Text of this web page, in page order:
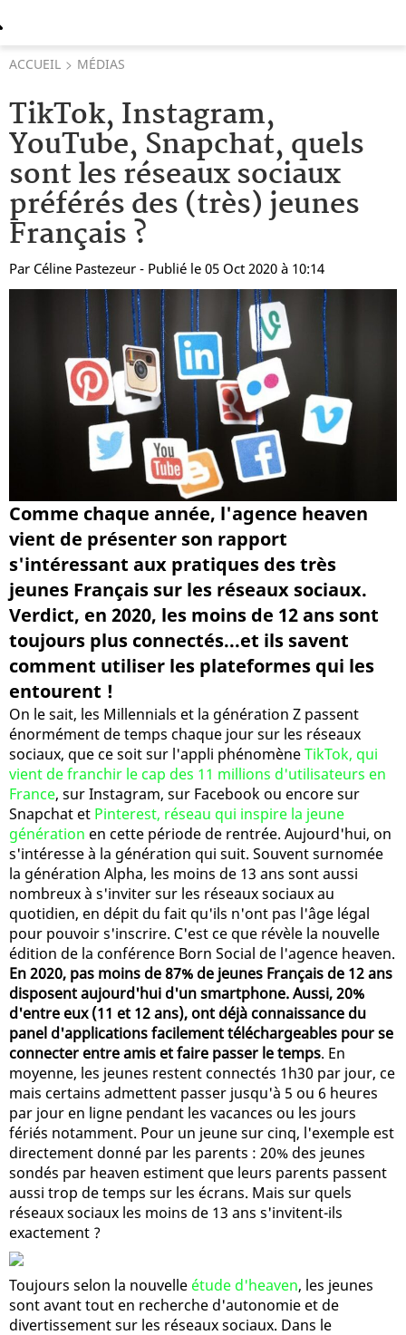
ACCUEIL MÉDIAS
TikTok, Instagram,
YouTube, Snapchat, quels
sont les réseaux sociaux
préférés des (très) jeunes
Français ?
Par Céline Pastezeur - Publié le 05 Oct 2020 à 10:14
Comme chaque année, l'agence heaven
vient de présenter son rapport
s'intéressant aux pratiques des très
jeunes Français sur les réseaux sociaux.
Verdict, en 2020, les moins de 12 ans sont
toujours plus connectés...et ils savent
comment utiliser les plateformes qui les
entourent !
On le sait, les Millennials et la génération Z passent
énormément de temps chaque jour sur les réseaux
sociaux, que ce soit sur l'appli phénomèneTikTok, qui
vient de franchir le cap des 11 millions d'utilisateurs en
France, sur Instagram, sur Facebook ou encore sur
Snapchat et Pinterest, réseau qui inspire la jeune
génération en cette période de rentrée. Aujourd'hui, on
s'intéresse à la génération qui suit. Souvent surnomée
la génération Alpha, les moins de 13 ans sont aussi
nombreux à s'inviter sur les réseaux sociaux au
quotidien, en dépit du fait qu'ils n'ont pas l'âge légal
pour pouvoir s'inscrire. C'est ce que révèle la nouvelle
édition de la conférence Born Social de l'agence heaven.
En 2020, pas moins de 87% de jeunes Français de 12 ans
disposent aujourd'hui d'un smartphone. Aussi, 20%
d'entre eux (11 et 12 ans), ont déjà connaissance du
panel d'applications facilement téléchargeables pour se
connecter entre amis et faire passer le temps. En
moyenne, les jeunes restent connectés 1h30 par jour, ce
mais certains admettent passer jusqu'à 5 ou 6 heures
par jour en ligne pendant les vacances ou les jours
fériés notamment. Pour un jeune sur cinq, l'exemple est
directement donné par les parents : 20% des jeunes
sondés par heaven estiment que leurs parents passent
aussi trop de temps sur les écrans. Mais sur quels
réseaux sociaux les moins de 13 ans s'invitent-ils
exactement ?
Toujours selon la nouvelle étude d'heaven, les jeunes
sont avant tout en recherche d'autonomie et de
divertissement sur les réseaux sociaux. Dans le